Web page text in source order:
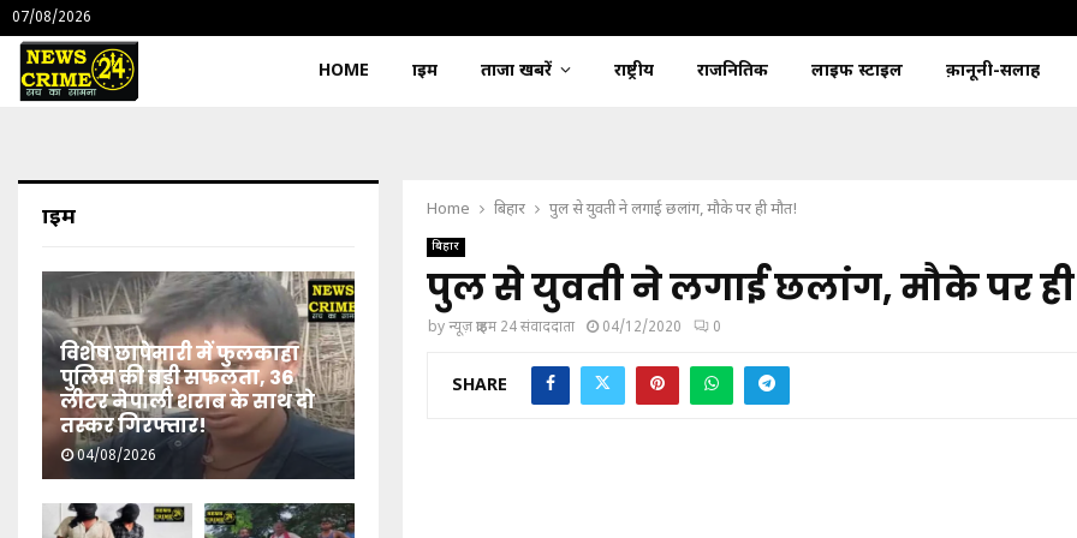
07/08/2026
HOME क्राइम ताजा खबरें राष्ट्रीय राजनितिक लाइफ स्टाइल क़ानूनी-सलाह
Home बिहार पुल से युवती ने लगाई छलांग, मौके पर ही मौत!
बिहार
पुल से युवती ने लगाई छलांग, मौके पर
byन्यूज़ क्राइम 24 संवाददाता 04/12/2020 0
SHARE
क्राइम
विशेष छापेमारी में फुलकाहा
पुलिस की बड़ी सफलता, 36
लीटर नेपाली शराब के साथ दो
तस्कर गिरफ्तार!
04/08/2026